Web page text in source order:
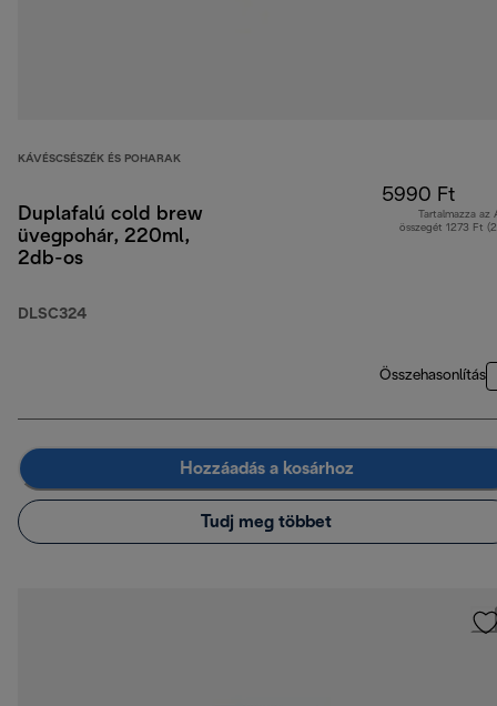
KÁVÉSCSÉSZÉK ÉS POHARAK
Duplafalú cold brew
üvegpohár, 220ml,
2db-os
DLSC324
5990 Ft
Tartalmazza az
összegét 1273 Ft
Összehasonlítás
Hozzáadás a kosárhoz
Tudj meg többet